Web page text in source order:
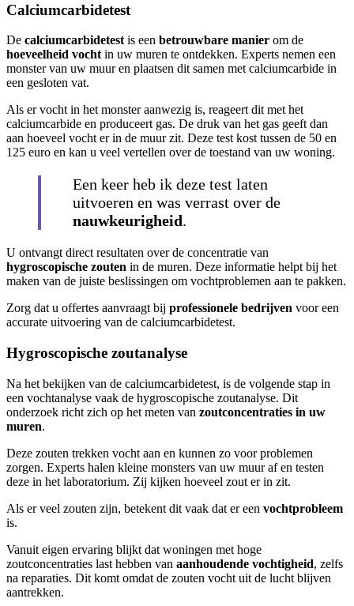
Calciumcarbidetest
De calciumcarbidetest is een betrouwbare manier om de
hoeveelheid vocht in uw muren te ontdekken. Experts nemen een
monster van uw muur en plaatsen dit samen met calciumcarbide in
een gesloten vat.
Als er vocht in het monster aanwezig is, reageert dit met het
calciumcarbide en produceert gas. De druk van het gas geeft dan
aan hoeveel vocht er in de muur zit. Deze test kost tussen de 50 en
125 euro en kan u veel vertellen over de toestand van uw woning.
Een keer heb ik deze test laten
uitvoeren en was verrast over de
nauwkeurigheid.
U ontvangt direct resultaten over de concentratie van
hygroscopische zouten in de muren. Deze informatie helpt bij het
maken van de juiste beslissingen om vochtproblemen aan te pakken.
Zorg dat u offertes aanvraagt bij professionele bedrijven voor een
accurate uitvoering van de calciumcarbidetest.
Hygroscopische zoutanalyse
Na het bekijken van de calciumcarbidetest, is de volgende stap in
een vochtanalyse vaak de hygroscopische zoutanalyse. Dit
onderzoek richt zich op het meten van zoutconcentraties in uw
muren.
Deze zouten trekken vocht aan en kunnen zo voor problemen
zorgen. Experts halen kleine monsters van uw muur af en testen
deze in het laboratorium. Zij kijken hoeveel zout er in zit.
Als er veel zouten zijn, betekent dit vaak dat er een vochtprobleem
is.
Vanuit eigen ervaring blijkt dat woningen met hoge
zoutconcentraties last hebben van aanhoudende vochtigheid, zelfs
na reparaties. Dit komt omdat de zouten vocht uit de lucht blijven
aantrekken.